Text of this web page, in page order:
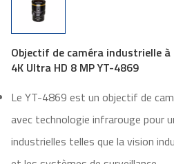
Objectif de caméra industrielle
4K Ultra HD 8 MP YT-4869
Le YT-4869 est un objectif de
avec technologie infrarouge pour
industrielles telles que la vision